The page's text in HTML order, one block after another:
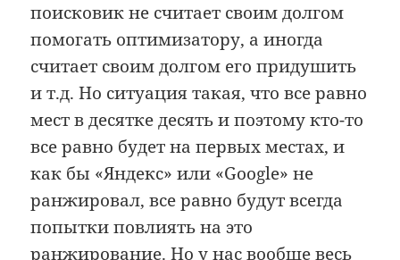
поисковик не считает своим долгом
помогать оптимизатору, а иногда
считает своим долгом его придушить
и т.д. Но ситуация такая, что все равно
мест в десятке десять и поэтому кто-то
все равно будет на первых местах, и
как бы «Яндекс» или «Google» не
ранжировал, все равно будут всегда
попытки повлиять на это
ранжирование. Но у нас вообще весь